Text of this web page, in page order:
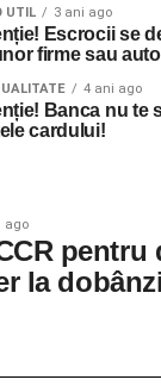
UTIL 3 ani ago
Escrocii se
firme sau
4 ani ago
Banca nu te
cardului!
ago
pentru
la dobânzi